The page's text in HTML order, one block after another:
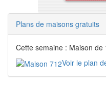
Plans de maisons gratuits
Cette semaine : Maison de
Voir le plan